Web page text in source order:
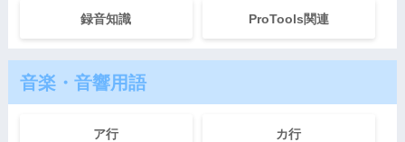
録音知識 ProTools関連
音楽・音響用語
ア行 カ行